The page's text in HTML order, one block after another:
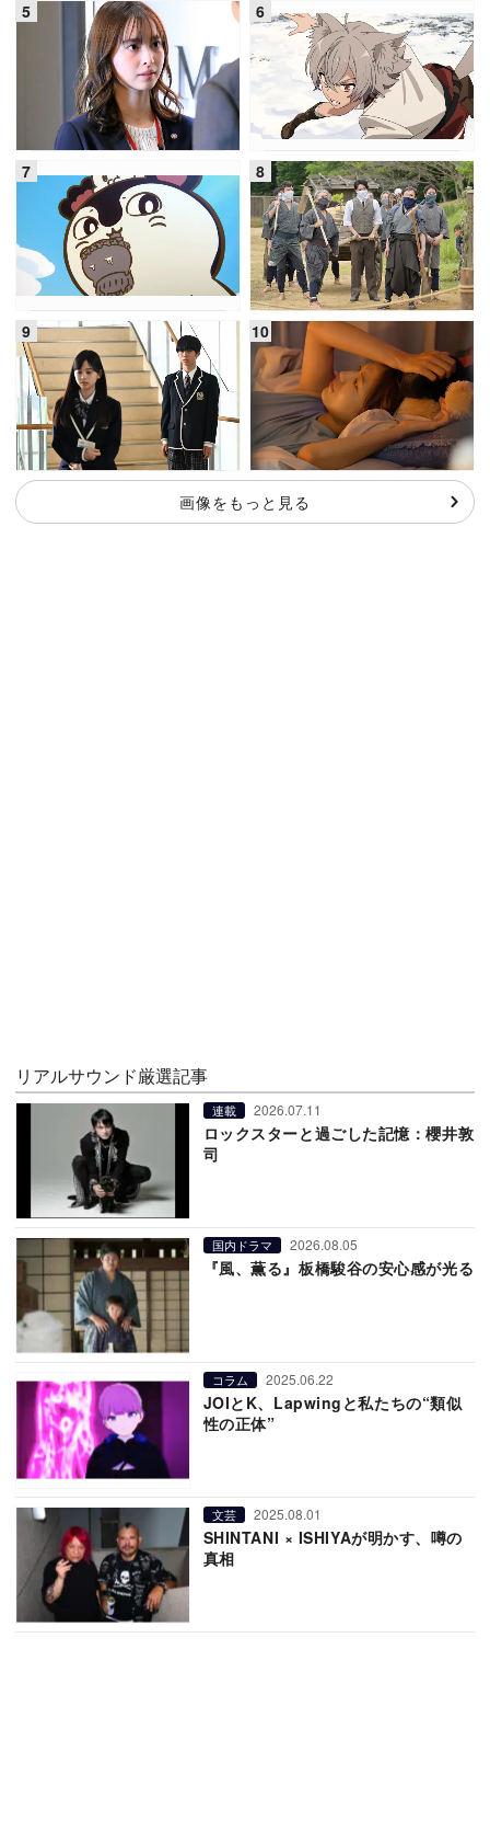
画像をもっと見る
リアルサウンド厳選記事
連載 2026.07.11
ロックスターと過ごした記憶：櫻井敦
司
国内ドラマ 2026.08.05
『風、薫る』板橋駿谷の安心感が光る
コラム 2025.06.22
JOIとK、Lapwingと私たちの“類似
性の正体”
文芸 2025.08.01
SHINTANI × ISHIYAが明かす、噂の
真相